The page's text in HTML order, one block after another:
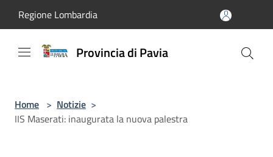
Regione Lombardia
Provincia di Pavia
Home > Notizie >
IIS Maserati: inaugurata la nuova palestra